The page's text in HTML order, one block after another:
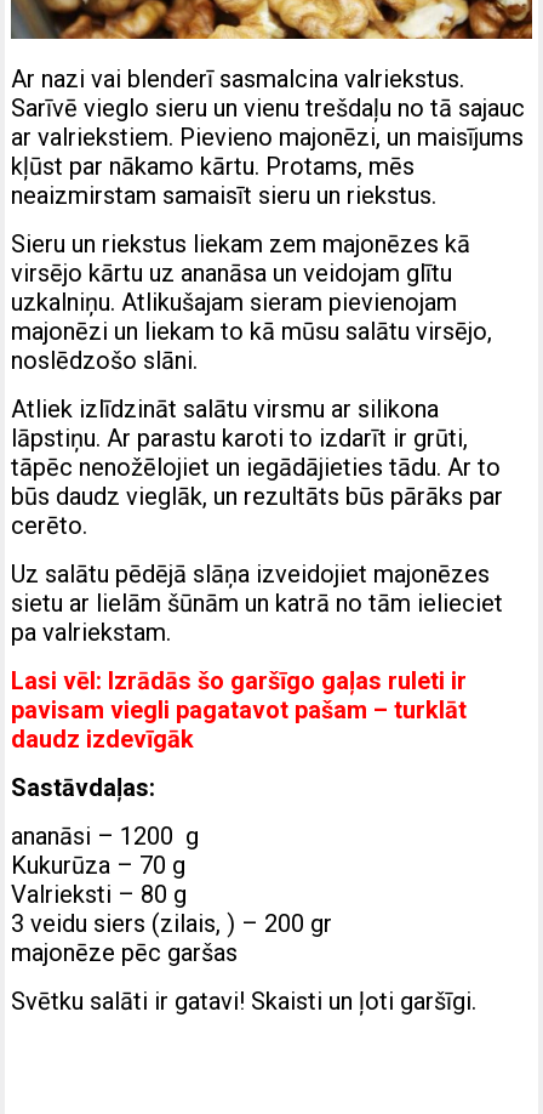
Ar nazi vai blenderī sasmalcina valriekstus.
Sarīvē vieglo sieru un vienu trešdaļu no tā sajauc
ar valriekstiem. Pievieno majonēzi, un maisījums
kļūst par nākamo kārtu. Protams, mēs
neaizmirstam samaisīt sieru un riekstus.
Sieru un riekstus liekam zem majonēzes kā
virsējo kārtu uz ananāsa un veidojam glītu
uzkalniņu. Atlikušajam sieram pievienojam
majonēzi un liekam to kā mūsu salātu virsējo,
noslēdzošo slāni.
Atliek izlīdzināt salātu virsmu ar silikona
lāpstiņu. Ar parastu karoti to izdarīt ir grūti,
tāpēc nenožēlojiet un iegādājieties tādu. Ar to
būs daudz vieglāk, un rezultāts būs pārāks par
cerēto.
Uz salātu pēdējā slāņa izveidojiet majonēzes
sietu ar lielām šūnām un katrā no tām ielieciet
pa valriekstam.
Lasi vēl: Izrādās šo garšīgo gaļas ruleti ir
pavisam viegli pagatavot pašam – turklāt
daudz izdevīgāk
Sastāvdaļas:
ananāsi – 1200 g
Kukurūza – 70 g
Valrieksti – 80 g
3 veidu siers (zilais, ) – 200 gr
majonēze pēc garšas
Svētku salāti ir gatavi! Skaisti un ļoti garšīgi.